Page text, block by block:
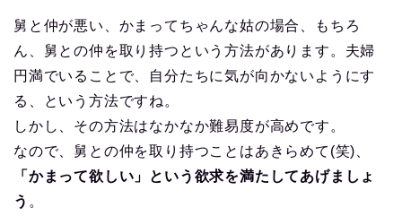
舅と仲が悪い、かまってちゃんな姑の場合、もちろ
ん、舅との仲を取り持つという方法があります。夫婦
円満でいることで、自分たちに気が向かないようにす
る、という方法ですね。
しかし、その方法はなかなか難易度が高めです。
なので、舅との仲を取り持つことはあきらめて(笑)、
「かまって欲しい」という欲求を満たしてあげましょ
う 。